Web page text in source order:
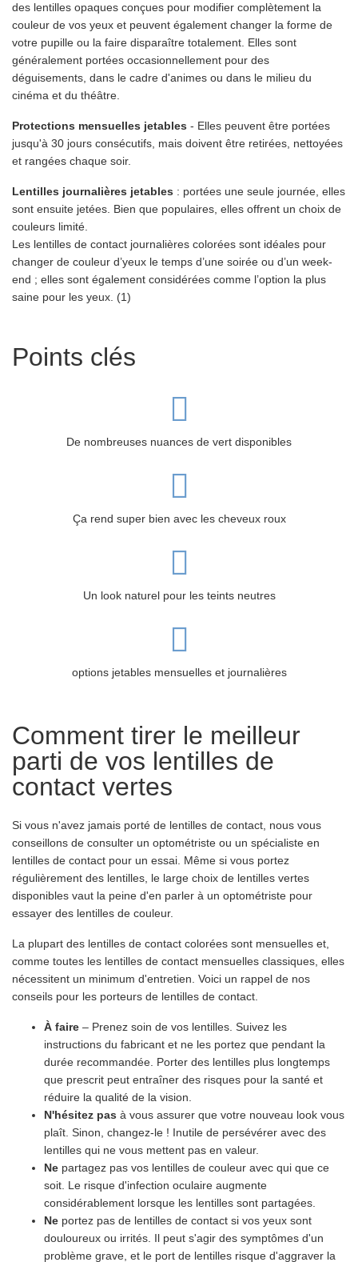
des lentilles opaques conçues pour modifier complètement la
couleur de vos yeux et peuvent également changer la forme de
votre pupille ou la faire disparaître totalement. Elles sont
généralement portées occasionnellement pour des
déguisements, dans le cadre d'animes ou dans le milieu du
cinéma et du théâtre.
Protections mensuelles jetables - Elles peuvent être portées
jusqu'à 30 jours consécutifs, mais doivent être retirées, nettoyées
et rangées chaque soir.
Lentilles journalières jetables : portées une seule journée, elles
sont ensuite jetées. Bien que populaires, elles offrent un choix de
couleurs limité.
Les lentilles de contact journalières colorées sont idéales pour
changer de couleur d’yeux le temps d’une soirée ou d’un week-
end ; elles sont également considérées comme l’option la plus
saine pour les yeux. (1)
Points clés
De nombreuses nuances de vert disponibles
Ça rend super bien avec les cheveux roux
Un look naturel pour les teints neutres
options jetables mensuelles et journalières
Comment tirer le meilleur
parti de vos lentilles de
contact vertes
Si vous n'avez jamais porté de lentilles de contact, nous vous
conseillons de consulter un optométriste ou un spécialiste en
lentilles de contact pour un essai. Même si vous portez
régulièrement des lentilles, le large choix de lentilles vertes
disponibles vaut la peine d'en parler à un optométriste pour
essayer des lentilles de couleur.
La plupart des lentilles de contact colorées sont mensuelles et,
comme toutes les lentilles de contact mensuelles classiques, elles
nécessitent un minimum d'entretien. Voici un rappel de nos
conseils pour les porteurs de lentilles de contact.
À faire – Prenez soin de vos lentilles. Suivez les
instructions du fabricant et ne les portez que pendant la
durée recommandée. Porter des lentilles plus longtemps
que prescrit peut entraîner des risques pour la santé et
réduire la qualité de la vision.
N'hésitez pas à vous assurer que votre nouveau look vous
plaît. Sinon, changez-le ! Inutile de persévérer avec des
lentilles qui ne vous mettent pas en valeur.
Ne partagez pas vos lentilles de couleur avec qui que ce
soit. Le risque d'infection oculaire augmente
considérablement lorsque les lentilles sont partagées.
Ne portez pas de lentilles de contact si vos yeux sont
douloureux ou irrités. Il peut s'agir des symptômes d'un
problème grave, et le port de lentilles risque d'aggraver la